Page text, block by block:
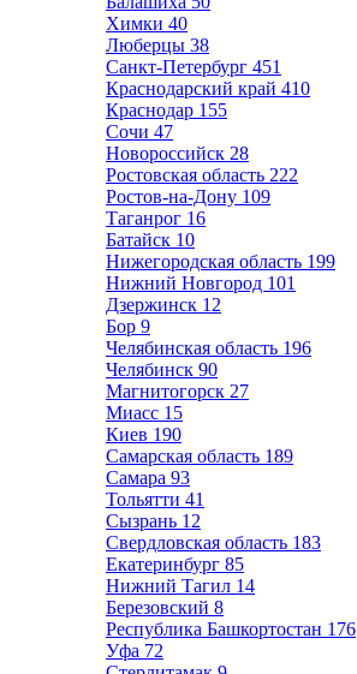
Химки 40
Люберцы 38
Санкт-Петербург 451
Краснодарский край 410
Краснодар 155
Сочи 47
Новороссийск 28
Ростовская область 222
Ростов-на-Дону 109
Таганрог 16
Батайск 10
Нижегородская область 199
Нижний Новгород 101
Дзержинск 12
Бор 9
Челябинская область 196
Челябинск 90
Магнитогорск 27
Миасс 15
Киев 190
Самарская область 189
Самара 93
Тольятти 41
Сызрань 12
Свердловская область 183
Екатеринбург 85
Нижний Тагил 14
Березовский 8
Республика Башкортостан 176
Уфа 72